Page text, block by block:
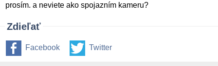
prosím. a neviete ako spojazním kameru?
Zdieľať
Facebook Twitter